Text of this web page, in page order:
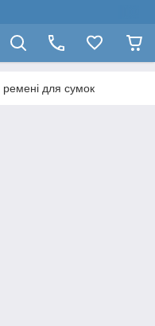
ремені для сумок